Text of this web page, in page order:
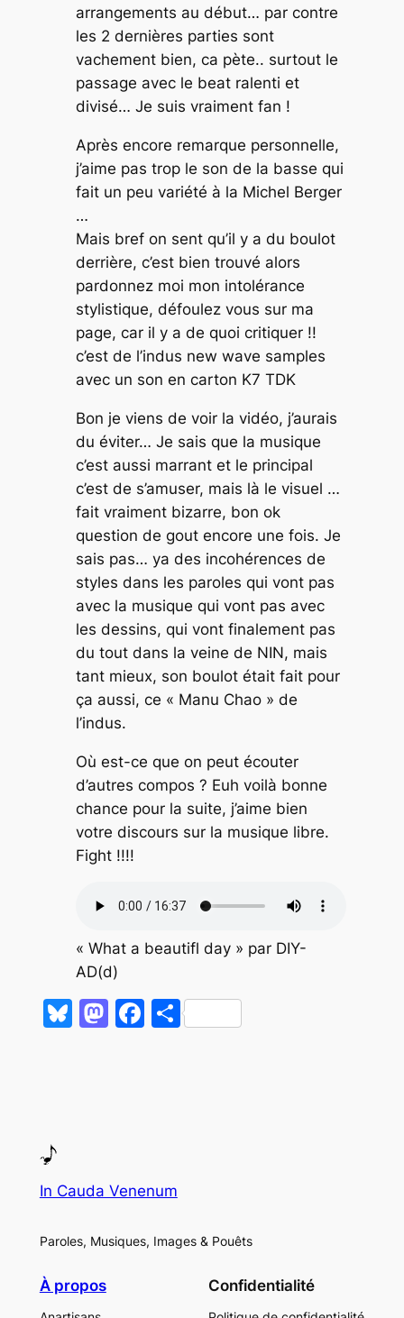
arrangements au début… par contre
les 2 dernières parties sont
vachement bien, ca pète.. surtout le
passage avec le beat ralenti et
divisé… Je suis vraiment fan !
Après encore remarque personnelle,
j’aime pas trop le son de la basse qui
fait un peu variété à la Michel Berger
…
Mais bref on sent qu’il y a du boulot
derrière, c’est bien trouvé alors
pardonnez moi mon intolérance
stylistique, défoulez vous sur ma
page, car il y a de quoi critiquer !!
c’est de l’indus new wave samples
avec un son en carton K7 TDK
Bon je viens de voir la vidéo, j’aurais
du éviter… Je sais que la musique
c’est aussi marrant et le principal
c’est de s’amuser, mais là le visuel …
fait vraiment bizarre, bon ok
question de gout encore une fois. Je
sais pas… ya des incohérences de
styles dans les paroles qui vont pas
avec la musique qui vont pas avec
les dessins, qui vont finalement pas
du tout dans la veine de NIN, mais
tant mieux, son boulot était fait pour
ça aussi, ce « Manu Chao » de
l’indus.
Où est-ce que on peut écouter
d’autres compos ? Euh voilà bonne
chance pour la suite, j’aime bien
votre discours sur la musique libre.
Fight !!!!
« What a beautifl day » par DIY-
AD(d)
Bluesky
Mastodon
Facebook
Partager
In Cauda Venenum
Paroles, Musiques, Images & Pouêts
À propos Confidentialité